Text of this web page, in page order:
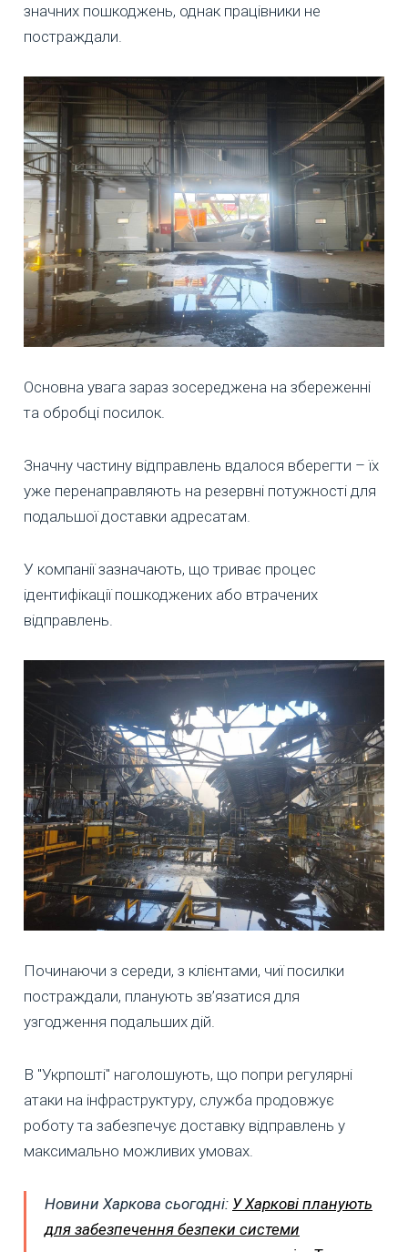
значних пошкоджень, однак працівники не
постраждали.
Основна увага зараз зосереджена на збереженні
та обробці посилок.
Значну частину відправлень вдалося вберегти – їх
уже перенаправляють на резервні потужності для
подальшої доставки адресатам.
У компанії зазначають, що триває процес
ідентифікації пошкоджених або втрачених
відправлень.
Починаючи з середи, з клієнтами, чиї посилки
постраждали, планують зв’язатися для
узгодження подальших дій.
В "Укрпошті" наголошують, що попри регулярні
атаки на інфраструктуру, служба продовжує
роботу та забезпечує доставку відправлень у
максимально можливих умовах.
Новини Харкова сьогодні: У Харкові планують
для забезпечення безпеки системи